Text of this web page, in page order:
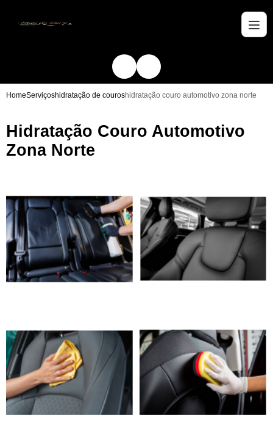
HomeServiçoshidratação de couroshidratação couro automotivo zona norte
Hidratação Couro Automotivo
Zona Norte